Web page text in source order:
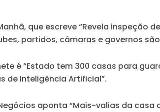
, que escreve “Revela inspeção
partidos, câmaras e governos
é “Estado tem 300 casas para
de Inteligência Artificial”.
aponta “Mais-valias da casa